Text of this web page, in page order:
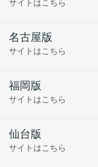
名古屋版
サイトはこちら
福岡版
サイトはこちら
仙台版
サイトはこちら